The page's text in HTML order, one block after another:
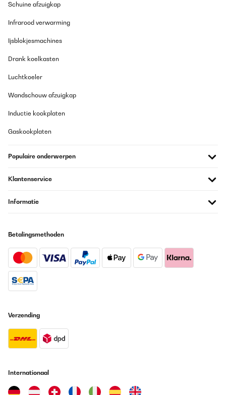
Schuine afzuigkap
Infrarood verwarming
Ijsblokjesmachines
Drank koelkasten
Luchtkoeler
Wandschouw afzuigkap
Inductie kookplaten
Gaskookplaten
Populaire onderwerpen
Klantenservice
Informatie
Betalingsmethoden
Verzending
Internationaal